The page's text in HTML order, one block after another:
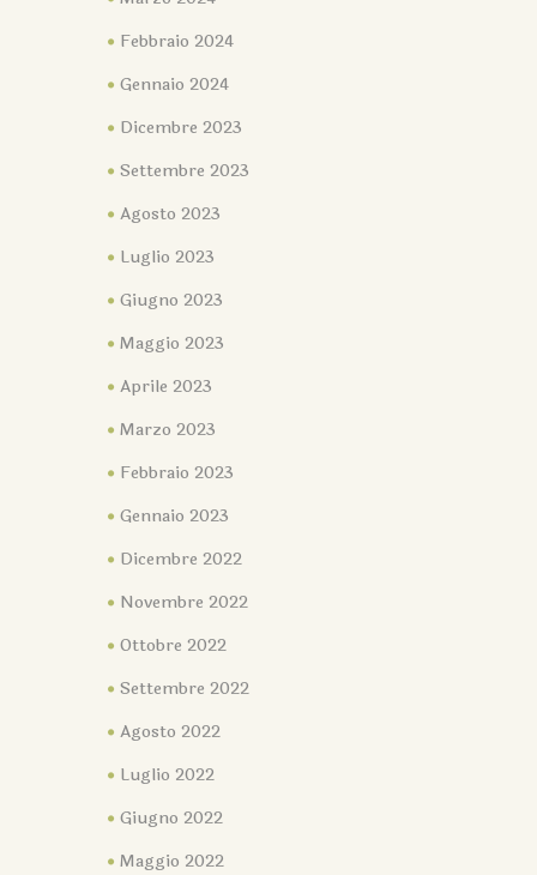
Febbraio 2024
Gennaio 2024
Dicembre 2023
Settembre 2023
Agosto 2023
Luglio 2023
Giugno 2023
Maggio 2023
Aprile 2023
Marzo 2023
Febbraio 2023
Gennaio 2023
Dicembre 2022
Novembre 2022
Ottobre 2022
Settembre 2022
Agosto 2022
Luglio 2022
Giugno 2022
Maggio 2022